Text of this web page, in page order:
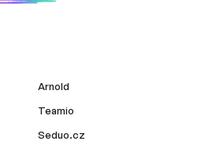
Arnold
Teamio
Seduo.cz